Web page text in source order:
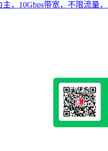
，10Gbps带宽，不限流量